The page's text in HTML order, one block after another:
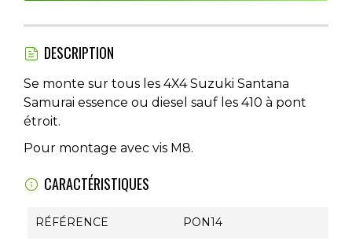
DESCRIPTION
Se monte sur tous les 4X4 Suzuki Santana
Samurai essence ou diesel sauf les 410 à pont
étroit.
Pour montage avec vis M8.
CARACTÉRISTIQUES
RÉFÉRENCE PON14